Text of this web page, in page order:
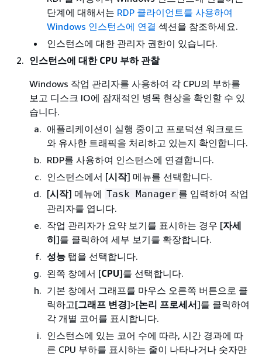
단계에 대해서는 RDP 클라이언트를 사용하여
Windows 인스턴스에 연결 섹션을 참조하세요.
인스턴스에 대한 관리자 권한이 있습니다.
인스턴스에 대한 CPU 부하 관찰
Windows 작업 관리자를 사용하여 각 CPU의 부하를
보고 디스크 IO에 잠재적인 병목 현상을 확인할 수 있
습니다.
애플리케이션이 실행 중이고 프로덕션 워크로드
와 유사한 트래픽을 처리하고 있는지 확인합니다.
RDP를 사용하여 인스턴스에 연결합니다.
인스턴스에서 [시작] 메뉴를 선택합니다.
[시작] 메뉴에 Task Manager 를 입력하여 작업
관리자를 엽니다.
작업 관리자가 요약 보기를 표시하는 경우 [자세
히]를 클릭하여 세부 보기를 확장합니다.
성능 탭을 선택합니다.
왼쪽 창에서 [CPU]를 선택합니다.
기본 창에서 그래프를 마우스 오른쪽 버튼으로 클
릭하고[그래프 변경]>[논리 프로세서]를 클릭하여
각 개별 코어를 표시합니다.
인스턴스에 있는 코어 수에 따라, 시간 경과에 따
른 CPU 부하를 표시하는 줄이 나타나거나 숫자만